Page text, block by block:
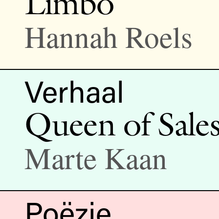
Hannah Roels
Verhaal
Queen of
Marte Kaan